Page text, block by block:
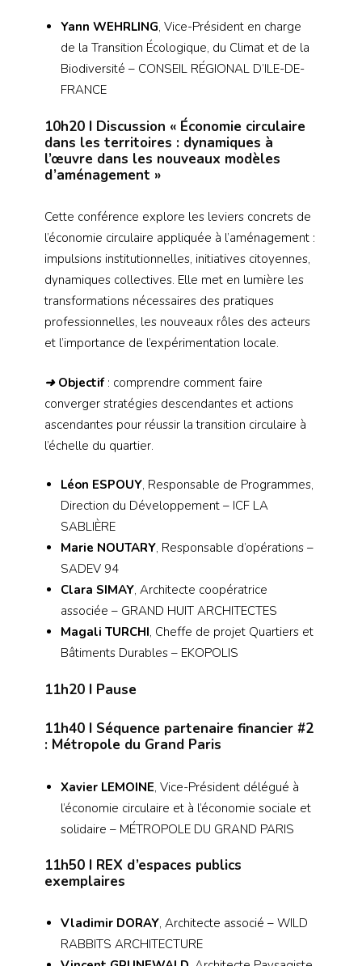
Yann WEHRLING, Vice-Président en charge
de la Transition Écologique, du Climat et de la
Biodiversité – CONSEIL RÉGIONAL D’ILE-DE-
FRANCE
10h20 I Discussion « Économie circulaire
dans les territoires : dynamiques à
l’œuvre dans les nouveaux modèles
d’aménagement »
Cette conférence explore les leviers concrets de
l’économie circulaire appliquée à l’aménagement :
impulsions institutionnelles, initiatives citoyennes,
dynamiques collectives. Elle met en lumière les
transformations nécessaires des pratiques
professionnelles, les nouveaux rôles des acteurs
et l’importance de l’expérimentation locale.
➜ Objectif : comprendre comment faire
converger stratégies descendantes et actions
ascendantes pour réussir la transition circulaire à
l’échelle du quartier.
Léon ESPOUY, Responsable de Programmes,
Direction du Développement – ICF LA
SABLIÈRE
Marie NOUTARY, Responsable d’opérations –
SADEV 94
Clara SIMAY, Architecte coopératrice
associée – GRAND HUIT ARCHITECTES
Magali TURCHI, Cheffe de projet Quartiers et
Bâtiments Durables – EKOPOLIS
11h20 I Pause
11h40 I Séquence partenaire financier #2
: Métropole du Grand Paris
Xavier LEMOINE, Vice-Président délégué à
l’économie circulaire et à l’économie sociale et
solidaire – MÉTROPOLE DU GRAND PARIS
11h50 I REX d’espaces publics
exemplaires
Vladimir DORAY, Architecte associé – WILD
RABBITS ARCHITECTURE